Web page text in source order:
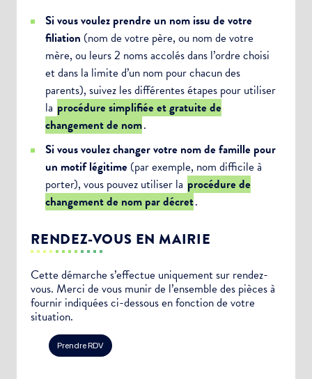
Si vous voulez prendre un nom issu de votre
filiation (nom de votre père, ou nom de votre
mère, ou leurs 2 noms accolés dans l’ordre choisi
et dans la limite d’un nom pour chacun des
parents), suivez les différentes étapes pour utiliser
la procédure simplifiée et gratuite de
changement de nom.
Si vous voulez changer votre nom de famille pour
un motif légitime (par exemple, nom difficile à
porter), vous pouvez utiliser la procédure de
changement de nom par décret.
RENDEZ-VOUS EN MAIRIE
Cette démarche s’effectue uniquement sur rendez-
vous. Merci de vous munir de l’ensemble des pièces à
fournir indiquées ci-dessous en fonction de votre
situation.